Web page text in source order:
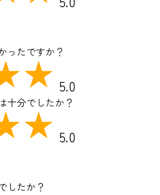
ったですか？
5.0
十分でしたか？
5.0
したか？